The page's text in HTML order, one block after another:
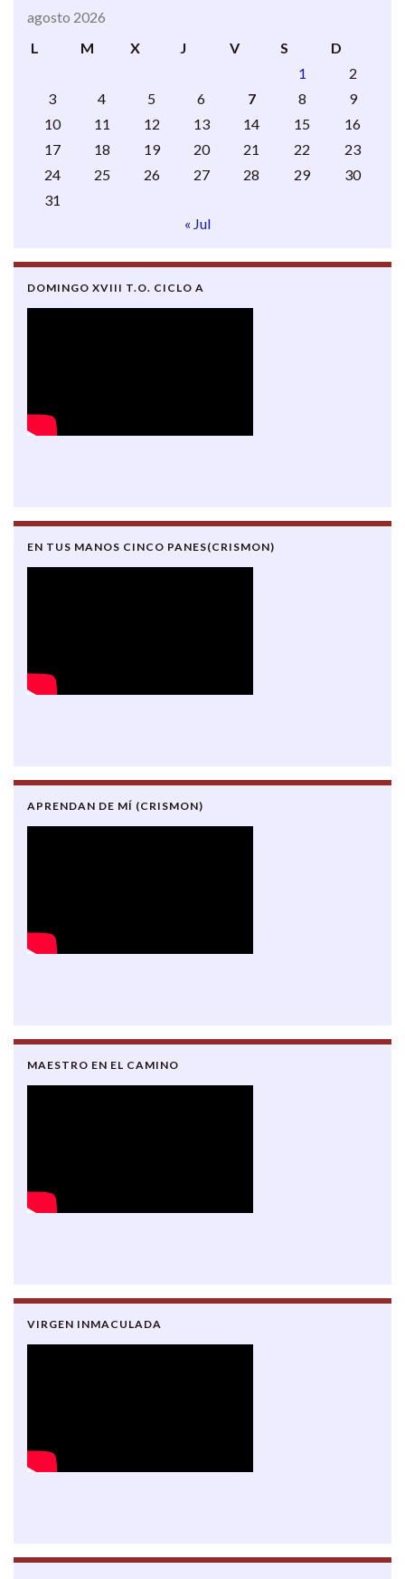
agosto 2026
L
M X J V S
D
1
2
3
4 5 6 7 8
9
10
11 12 13 14 15
16
17
18 19 20 21 22
23
24
25 26 27 28 29
30
31
« Jul
DOMINGO XVIII T.O. CICLO A
EN TUS MANOS CINCO PANES(CRISMON)
APRENDAN DE MÍ (CRISMON)
MAESTRO EN EL CAMINO
VIRGEN INMACULADA